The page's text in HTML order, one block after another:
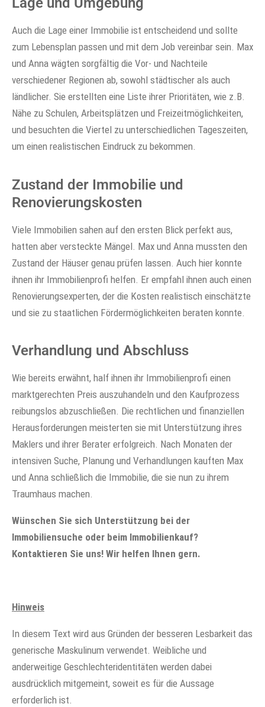
Auch die Lage einer Immobilie ist entscheidend und sollte
zum Lebensplan passen und mit dem Job vereinbar sein. Max
und Anna wägten sorgfältig die Vor- und Nachteile
verschiedener Regionen ab, sowohl städtischer als auch
ländlicher. Sie erstellten eine Liste ihrer Prioritäten, wie z.B.
Nähe zu Schulen, Arbeitsplätzen und Freizeitmöglichkeiten,
und besuchten die Viertel zu unterschiedlichen Tageszeiten,
um einen realistischen Eindruck zu bekommen.
Zustand der Immobilie und
Renovierungskosten
Viele Immobilien sahen auf den ersten Blick perfekt aus,
hatten aber versteckte Mängel. Max und Anna mussten den
Zustand der Häuser genau prüfen lassen. Auch hier konnte
ihnen ihr Immobilienprofi helfen. Er empfahl ihnen auch einen
Renovierungsexperten, der die Kosten realistisch einschätzte
und sie zu staatlichen Fördermöglichkeiten beraten konnte.
Verhandlung und Abschluss
Wie bereits erwähnt, half ihnen ihr Immobilienprofi einen
marktgerechten Preis auszuhandeln und den Kaufprozess
reibungslos abzuschließen. Die rechtlichen und finanziellen
Herausforderungen meisterten sie mit Unterstützung ihres
Maklers und ihrer Berater erfolgreich. Nach Monaten der
intensiven Suche, Planung und Verhandlungen kauften Max
und Anna schließlich die Immobilie, die sie nun zu ihrem
Traumhaus machen.
Wünschen Sie sich Unterstützung bei der
Immobiliensuche oder beim Immobilienkauf?
Kontaktieren Sie uns! Wir helfen Ihnen gern.
Hinweis
In diesem Text wird aus Gründen der besseren Lesbarkeit das
generische Maskulinum verwendet. Weibliche und
anderweitige Geschlechteridentitäten werden dabei
ausdrücklich mitgemeint, soweit es für die Aussage
erforderlich ist.